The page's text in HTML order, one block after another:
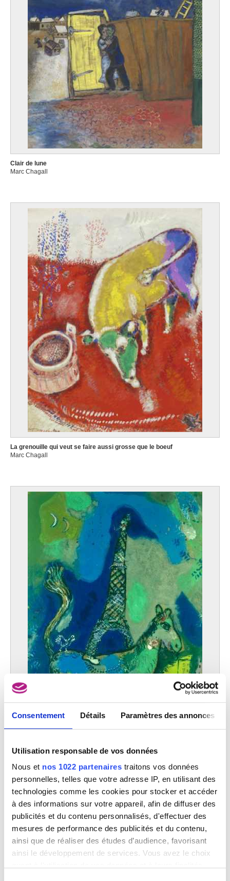
Consentement Détails Paramètres des annonces
Utilisation responsable de vos données
Nous et nos 1022 partenaires traitons vos données
personnelles, telles que votre adresse IP, en utilisant des
technologies comme les cookies pour stocker et accéder
à des informations sur votre appareil, afin de diffuser des
publicités et du contenu personnalisés, d'effectuer des
mesures de performance des publicités et du contenu,
ainsi que de réaliser des études d’audience, favorisant
ainsi le développement de services. Vous avez le choix
Clair de lune
Marc Chagall
La grenouille qui veut se faire aussi grosse que le boeuf
Marc Chagall